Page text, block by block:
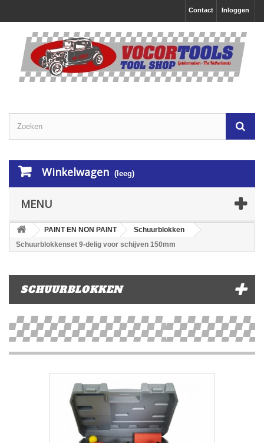
Inloggen
Contact
Winkelwagen (leeg)
MENU
PAINT EN NON PAINT
Schuurblokken
Schuurblokkenset 9-delig voor schijven 150mm
SCHUURBLOKKEN